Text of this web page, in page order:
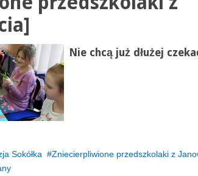
Nie chcą już dłużej
Sokółka Zniecierpliwione przedszkolaki z